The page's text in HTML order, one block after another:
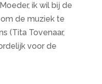
ik wil bij de
de muziek te
(Tita Tovenaar,
voor de